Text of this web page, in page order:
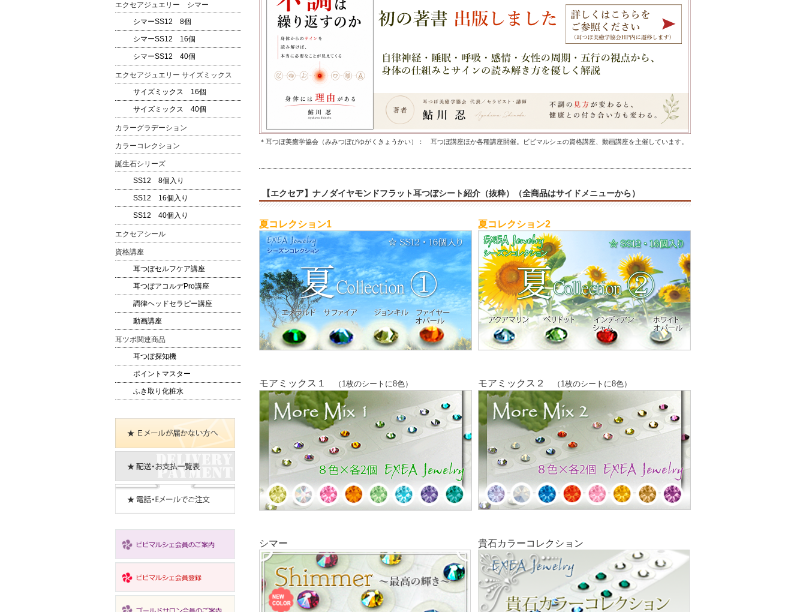
＊耳つぼ美癒学協会（みみつぼびゆがくきょうかい）： 耳つぼ講座ほか各種講座開催。ビビマルシェの資格講座、動画講座を主催しています。
【エクセア】ナノダイヤモンドフラット耳つぼシート紹介（抜粋）（全商品はサイドメニューから）
夏コレクション1 夏コレクション2
モアミックス１ （1枚のシートに8色） モアミックス２ （1枚のシートに8色）
シマー 貴石カラーコレクション
エクセアジュエリー シマー
シマーSS12 8個
シマーSS12 16個
シマーSS12 40個
エクセアジュエリー サイズミックス
サイズミックス 16個
サイズミックス 40個
カラーグラデーション
カラーコレクション
誕生石シリーズ
SS12 8個入り
SS12 16個入り
SS12 40個入り
エクセアシール
資格講座
耳つぼセルフケア講座
耳つぼアコルデPro講座
調律ヘッドセラピー講座
動画講座
耳ツボ関連商品
耳つぼ探知機
ポイントマスター
ふき取り化粧水